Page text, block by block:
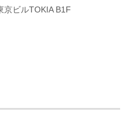
京ビルTOKIA B1F